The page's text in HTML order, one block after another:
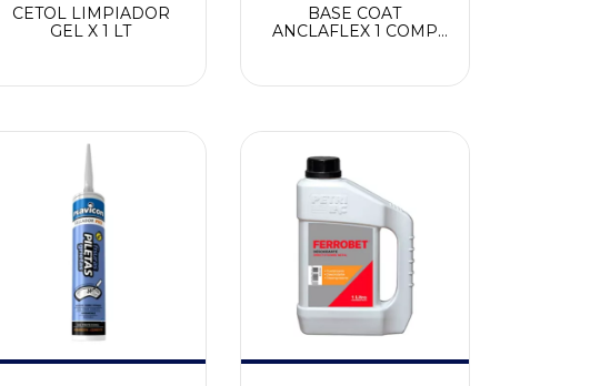
CETOL LIMPIADOR
GEL X 1 LT
BASE COAT
ANCLAFLEX 1 COMP